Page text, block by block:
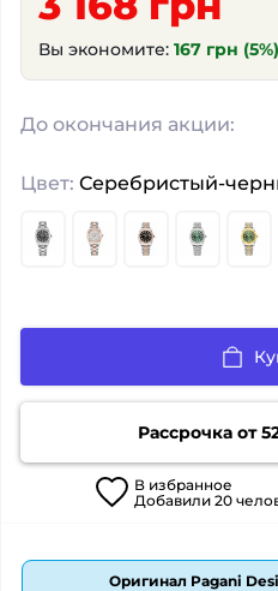
Вы экономите: 167 грн (5%)
До окончания акции:
Цвет: Серебристый-
Рассрочка от
В избранное
Добавили 20
Оригинал Pagani